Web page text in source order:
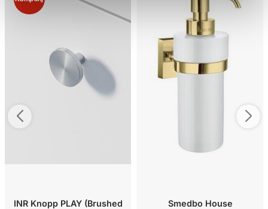
INR Knopp PLAY (Brushed
Smedbo House